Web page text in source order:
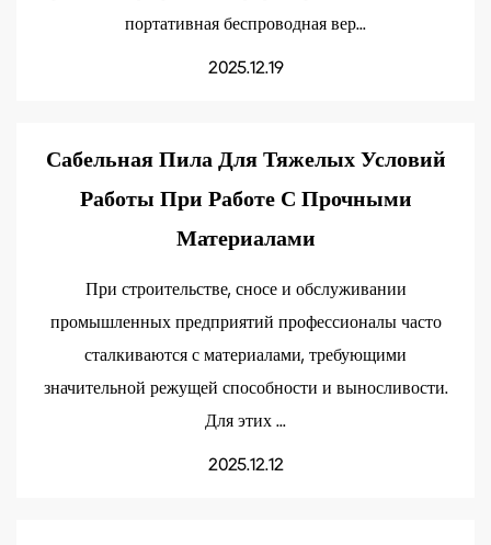
портативная беспроводная вер...
2025.12.19
Сабельная Пила Для Тяжелых Условий
Работы При Работе С Прочными
Материалами
При строительстве, сносе и обслуживании
промышленных предприятий профессионалы часто
сталкиваются с материалами, требующими
значительной режущей способности и выносливости.
Для этих ...
2025.12.12